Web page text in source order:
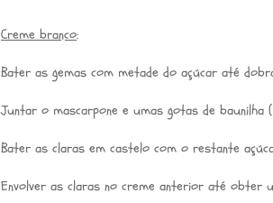
Creme branco:
Bater as gemas com metade do açúcar até
Juntar o mascarpone e umas gotas de baunilha
Bater as claras em castelo com o restante
Envolver as claras no creme anterior até obter